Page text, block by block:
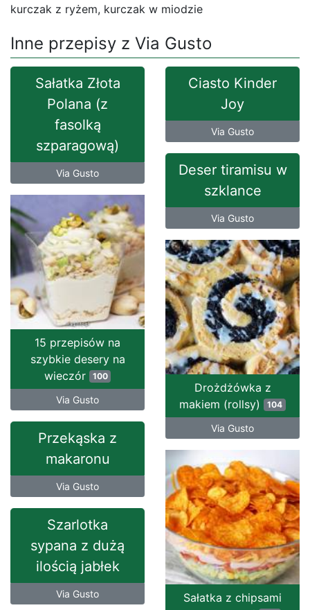
kurczak z ryżem, kurczak w miodzie
Inne przepisy z Via Gusto
Sałatka Złota
Polana (z
fasolką
szparagową)
Via Gusto
Ciasto Kinder
Joy
Via Gusto
Deser tiramisu w
szklance
Via Gusto
15 przepisów na
szybkie desery na
wieczór
100
Via Gusto
Drożdżówka z
makiem (rollsy) 104
Via Gusto
Przekąska z
makaronu
Via Gusto
Sałatka z chipsami
Szarlotka
sypana z dużą
ilością jabłek
Via Gusto